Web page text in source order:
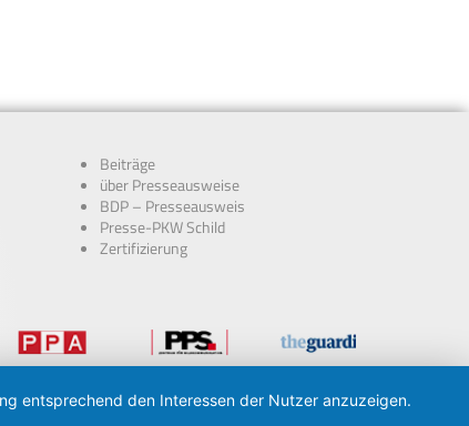
Beiträge
über Presseausweise
BDP – Presseausweis
Presse-PKW Schild
Zertifizierung
entsprechend den Interessen der Nutzer anzuzeigen.